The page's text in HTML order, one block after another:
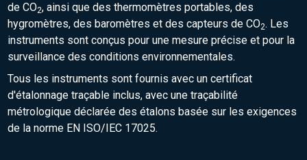
de CO2, ainsi que des thermomètres portables, des
hygromètres, des baromètres et des capteurs de CO2. Les
instruments sont conçus pour une mesure précise et pour la
surveillance des conditions environnementales.
Tous les instruments sont fournis avec un certificat
d'étalonnage traçable inclus, avec une traçabilité
métrologique déclarée des étalons basée sur les exigences
de la norme EN ISO/IEC 17025.